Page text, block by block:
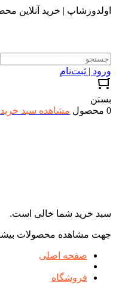
اولدوزشاپ | خرید آنلاین
ورود | ثبت‌نام
بستن
0 محصول
مشاهده سبد خرید
سبد خرید شما خالی است.
جهت مشاهده محصولات
صفحه اصلی
فروشگاه